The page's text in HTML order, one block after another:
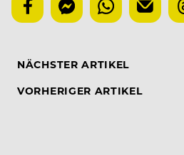
NÄCHSTER ARTIKEL
VORHERIGER ARTIKEL